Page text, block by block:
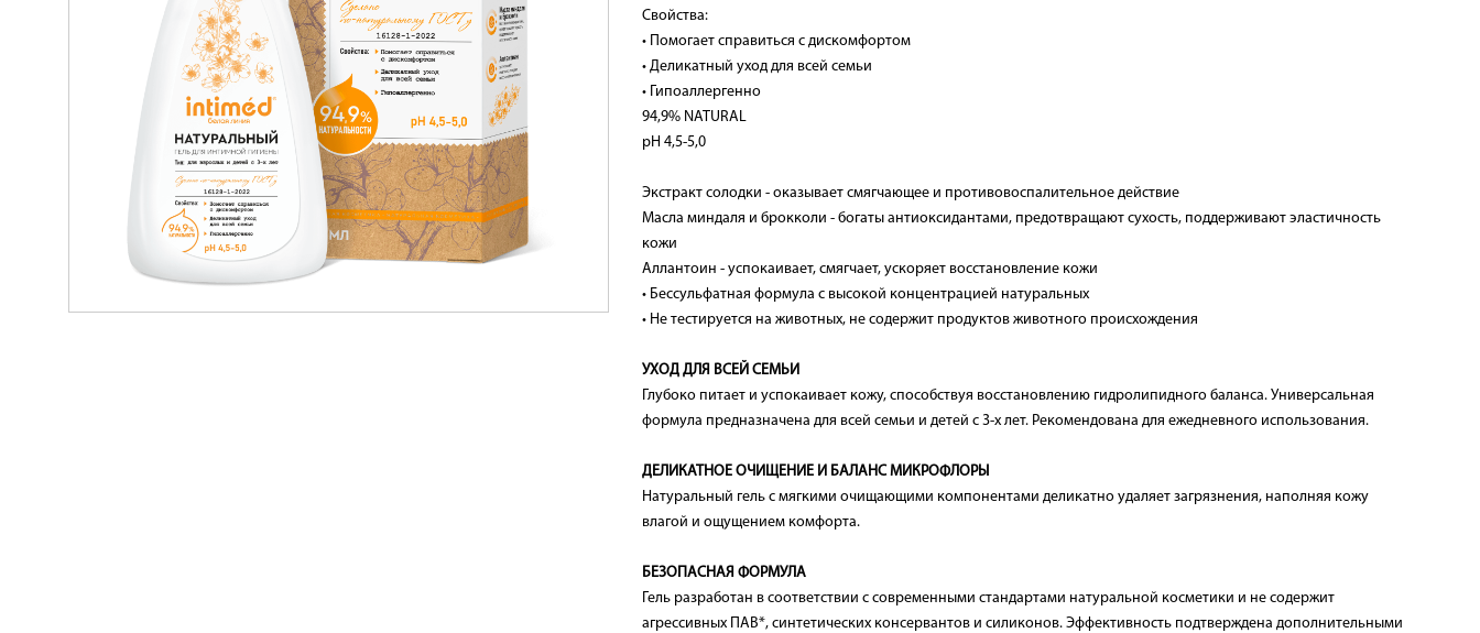
Свойства:
• Помогает справиться с дискомфортом
• Деликатный уход для всей семьи
• Гипоаллергенно
94,9% NATURAL
pH 4,5-5,0
Экстракт солодки - оказывает смягчающее и противовоспалительное действие
Масла миндаля и брокколи - богаты антиоксидантами, предотвращают сухость, поддерживают эластичность
кожи
Аллантоин - успокаивает, смягчает, ускоряет восстановление кожи
• Бессульфатная формула с высокой концентрацией натуральных
• Не тестируется на животных, не содержит продуктов животного происхождения
УХОД ДЛЯ ВСЕЙ СЕМЬИ
Глубоко питает и успокаивает кожу, способствуя восстановлению гидролипидного баланса. Универсальная
формула предназначена для всей семьи и детей с 3-х лет. Рекомендована для ежедневного использования.
ДЕЛИКАТНОЕ ОЧИЩЕНИЕ И БАЛАНС МИКРОФЛОРЫ
Натуральный гель с мягкими очищающими компонентами деликатно удаляет загрязнения, наполняя кожу
влагой и ощущением комфорта.
БЕЗОПАСНАЯ ФОРМУЛА
Гель разработан в соответствии с современными стандартами натуральной косметики и не содержит
агрессивных ПАВ*, синтетических консервантов и силиконов. Эффективность подтверждена дополнительными